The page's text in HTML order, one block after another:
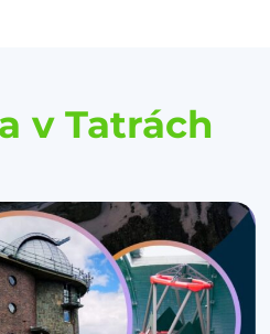
v Tatrách